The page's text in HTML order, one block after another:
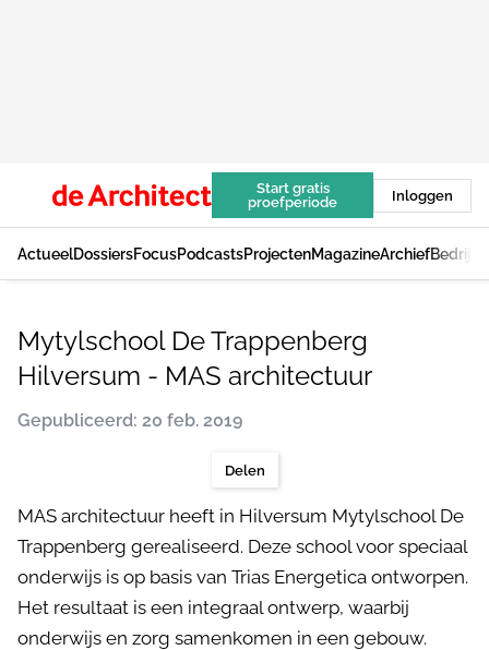
Start gratis
proefperiode
Inloggen
ActueelDossiersFocusPodcastsProjectenMagazineArchief
Mytylschool De Trappenberg
Hilversum - MAS architectuur
Gepubliceerd: 20 feb. 2019
Delen
MAS architectuur heeft in Hilversum Mytylschool De
Trappenberg gerealiseerd. Deze school voor speciaal
onderwijs is op basis van Trias Energetica ontworpen.
Het resultaat is een integraal ontwerp, waarbij
onderwijs en zorg samenkomen in een gebouw.